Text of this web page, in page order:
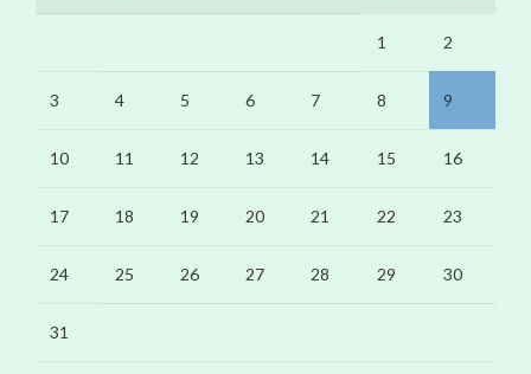
1 2
3 4 5 6 7 8 9
10 11 12 13 14 15 16
17 18 19 20 21 22 23
24 25 26 27 28 29 30
31